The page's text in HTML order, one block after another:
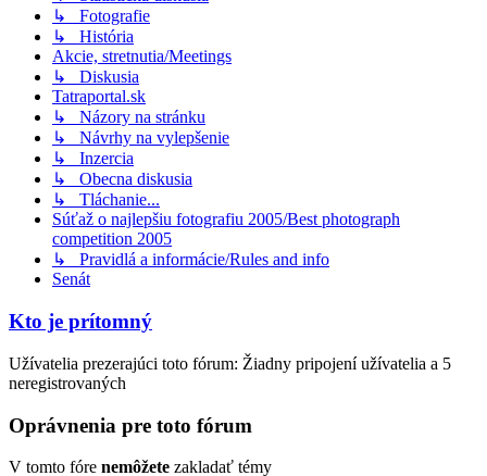
↳ Fotografie
↳ História
Akcie, stretnutia/Meetings
↳ Diskusia
Tatraportal.sk
↳ Názory na stránku
↳ Návrhy na vylepšenie
↳ Inzercia
↳ Obecna diskusia
↳ Tláchanie...
Súťaž o najlepšiu fotografiu 2005/Best photograph
competition 2005
↳ Pravidlá a informácie/Rules and info
Senát
Kto je prítomný
Užívatelia prezerajúci toto fórum: Žiadny pripojení užívatelia a 5
neregistrovaných
Oprávnenia pre toto fórum
V tomto fóre nemôžete zakladať témy